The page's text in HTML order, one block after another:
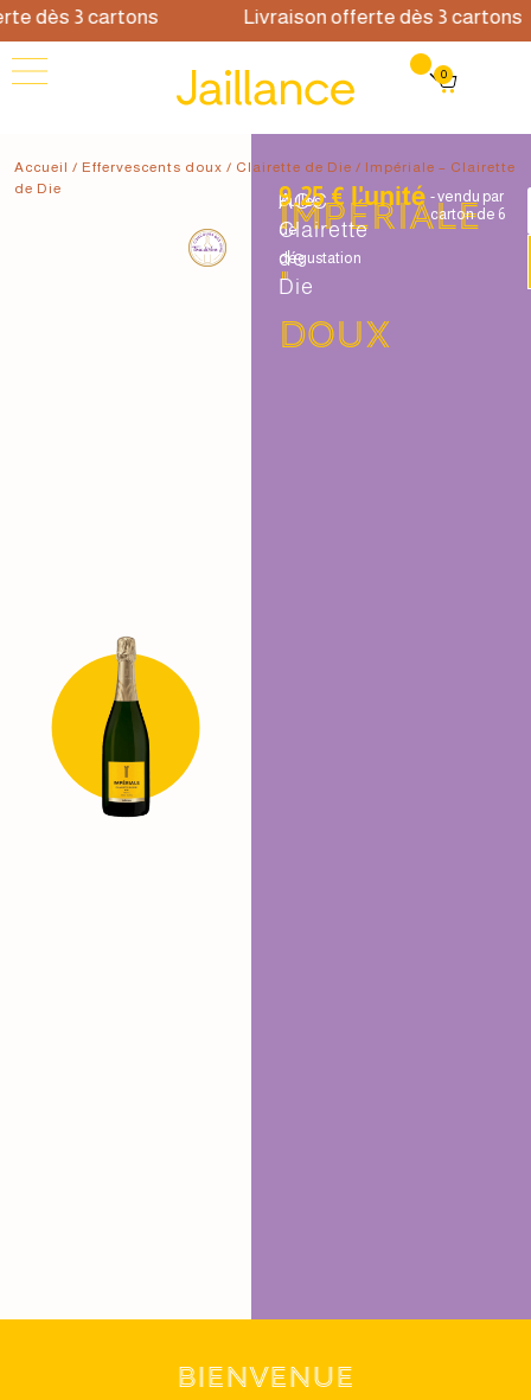
dès 3 cartons Livraison offerte dès 3 cartons
0
Accueil / Effervescents doux / Clairette de Die / Impériale – Clairette
de Die
Bulles
de
dégustation
Impériale
•
Doux
AOC
Clairette
de
Die
9.25 € l'unité - vendu par
carton de 6
BIENVENUE